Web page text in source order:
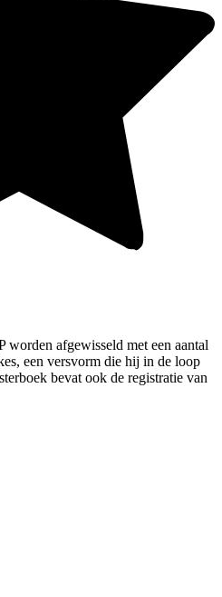
worden afgewisseld met een aantal
een versvorm die hij in de loop
bevat ook de registratie van